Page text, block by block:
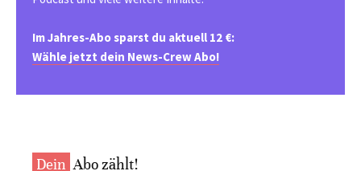
Im Jahres-Abo sparst du aktuell 12 €:
Wähle jetzt dein News-Crew Abo!
Dein Abo zählt!